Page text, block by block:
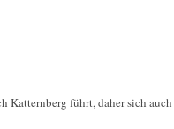
führt, daher sich